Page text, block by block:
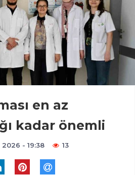
en az
kadar önemli
- 19:38 13